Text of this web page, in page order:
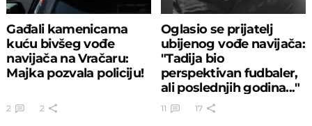
Gađali kamenicama
kuću bivšeg vođe
navijača na Vračaru:
Majka pozvala policiju!
2 2
Oglasio se prijatelj
ubijenog vođe navijača:
"Tadija bio
perspektivan fudbaler,
ali poslednjih godina..."
11 17